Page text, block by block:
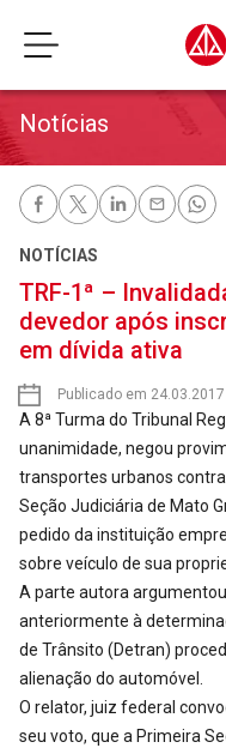
Notícias
NOTÍCIAS
TRF-1ª –
devedor após
em dívida ativa
Publicado em
A 8ª Turma do Tribunal
unanimidade, negou
transportes urbanos
Seção Judiciária de Mato
pedido da instituição
sobre veículo de sua
A parte autora
anteriormente à
de Trânsito (Detran)
alienação do automóvel.
O relator, juiz federal
seu voto, que a Primeira